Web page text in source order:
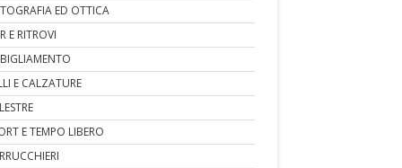
ED OTTICA
E RITROVI
E CALZATURE
E TEMPO LIBERO